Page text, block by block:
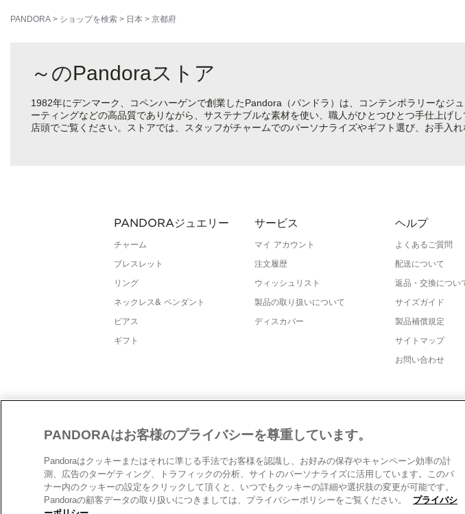
PANDORA > ショップを検索 > 日本 > 京都府
～のPandoraストア
1982年にデンマーク、コペンハーゲンで創業したPandora（パンドラ）は、コンテンポラリーな
ーティングなどの高品質でありながら、サステナブルな素材を使い、職人がひとつひとつ手仕上
店頭でご覧ください。ストアでは、スタッフがチャームでのパーソナライズやギフト選び、お手入れ
PANDORAジュエリー
チャーム
ブレスレット
リング
ネックレス& ペンダント
ピアス
ギフト
サービス
マイ アカウント
注文履歴
ウィッシュリスト
製品の取り扱いについて
ディスカバー
ヘルプ
よくあるご質問
配送について
返品・交換につい
サイズガイド
製品補償規定
サイトマップ
お問い合わせ
日本日本© 2026 Pandora Inc. All rights
PANDORAはお客様のプライバシーを尊重しています。
Pandoraはクッキーまたはそれに準じる手法でお客様を認識し、お好みの保存やキャンペーン効率の計
測、広告のターゲティング、トラフィックの分析、サイトのパーソナライズに活用しています。このバ
ナー内のクッキーの設定をクリックして頂くと、いつでもクッキーの詳細や選択肢の変更が可能です。
Pandoraの顧客データの取り扱いにつきましては、プライバシーポリシーをご覧ください。
プライバシ